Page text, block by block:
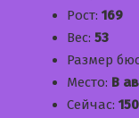
Рост: 169
Вес: 53
Размер
Место: В
Сейчас: